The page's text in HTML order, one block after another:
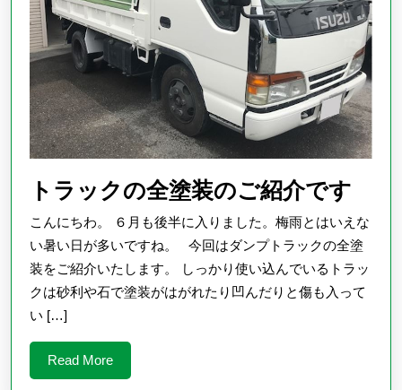
トラックの全塗装のご紹介です
ラ
ッ
ク
の
こんにちわ。 ６月も後半に入りました。梅雨とはいえな
い暑い日が多いですね。 今回はダンプトラックの全塗
装をご紹介いたします。 しっかり使い込んでいるトラッ
クは砂利や石で塗装がはがれたり凹んだりと傷も入って
い […]
Read MoreRead
More